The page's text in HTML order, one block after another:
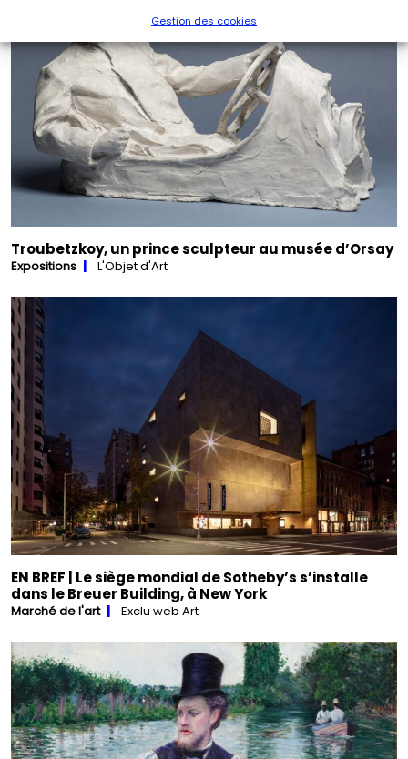
Gestion des cookies
Troubetzkoy, un prince sculpteur au musée d’Orsay
Expositions L'Objet d'Art
EN BREF | Le siège mondial de Sotheby’s s’installe
dans le Breuer Building, à New York
Marché de l'art Exclu web Art